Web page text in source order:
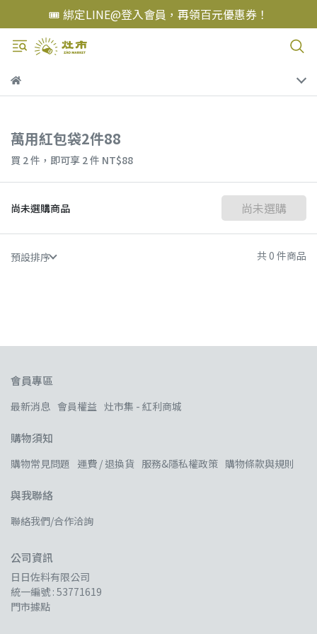
🎟️ 綁定LINE@登入會員，再領百元優惠券！
萬用紅包袋2件88
買 2 件， 即可享 2 件 NT$88
尚未選購商品 尚未選購
預設排序 共 0 件商品
會員專區
最新消息 會員權益 灶市集 - 紅利商城
購物須知
購物常見問題 運費 / 退換貨 服務&隱私權政策 購物條款與規則
與我聯絡
聯絡我們/合作洽詢
公司資訊
日日佐料有限公司
統一編號 : 53771619
門市據點